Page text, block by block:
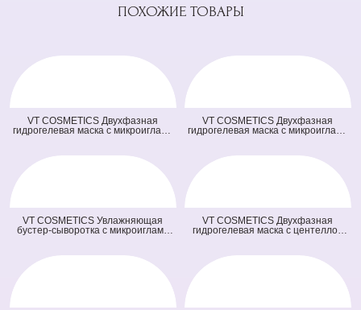
ПОХОЖИЕ ТОВАРЫ
VT COSMETICS Двухфазная
гидрогелевая маска с микроиглами
(оранжевая) (33 гр + 1,5 гр)
VT COSMETICS Двухфазная
гидрогелевая маска с микроиглами
зеленая) (33 гр + 1,5 гр)
VT COSMETICS Увлажняющая
бустер-сыворотка с микроиглами
VT COSMETICS Двухфазная
гидрогелевая маска с центеллой
гр)